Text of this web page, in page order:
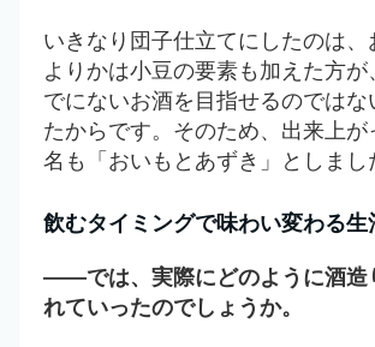
いきなり団子仕立てにしたのは、
よりかは小豆の要素も加えた方が
でにないお酒を目指せるのではな
たからです。そのため、出来上が
名も「おいもとあずき」としまし
飲むタイミングで味わい変わる生
――では、実際にどのように酒造
れていったのでしょうか。